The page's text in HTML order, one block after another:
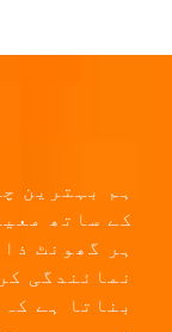
ہر گھونٹ
نمائندگی
بناتا ہے
تجربے میں
معیار اور